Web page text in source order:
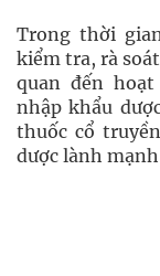
Trong thời
kiểm tra, rà
quan đến
nhập khẩu
thuốc cổ
dược lành